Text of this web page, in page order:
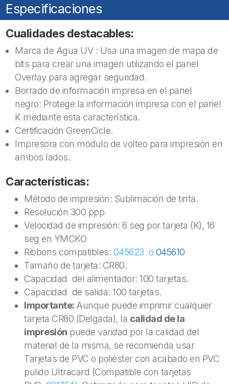
Especificaciones
Cualidades destacables:
Marca de Agua UV : Usa una imagen de mapa de
bits para crear una imagen utilizando el panel
Overlay para agregar seguridad.
Borrado de información impresa en el panel
negro: Protege la información impresa con el panel
K mediante esta característica.
Certificación GreenCicle.
Impresora con módulo de volteo para impresión en
ambos lados.
Características:
Método de impresión: Sublimación de tinta.
Resolución 300 ppp
Velocidad de impresión: 6 seg por tarjeta (K), 16
seg en YMCKO
Ribbons compatibles: 045623 o 045610
Tamaño de tarjeta: CR80.
Capacidad del alimentador: 100 tarjetas.
Capacidad de salida: 100 tarjetas.
Importante: Aunque puede imprimir cualquier
tarjeta CR80 (Delgada), la calidad de la
impresión puede varidad por la calidad del
material de la misma, se recomienda usar
Tarjetas de PVC o poliéster con acabado en PVC
pulido Ultracard (Compatible con tarjetas